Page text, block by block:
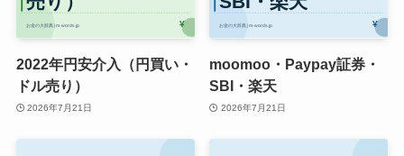
2022年円安介入（円買い・
ドル売り）
2026年7月21日
moomoo・Paypay証券・
SBI・楽天
2026年7月21日